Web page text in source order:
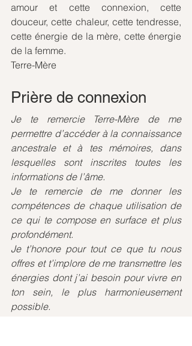
amour et cette connexion, cette
douceur, cette chaleur, cette tendresse,
cette énergie de la mère, cette énergie
de la femme.
Terre-Mère
Prière de connexion
Je te remercie Terre-Mère de me
permettre d’accéder à la connaissance
ancestrale et à tes mémoires, dans
lesquelles sont inscrites toutes les
informations de l’âme.
Je te remercie de me donner les
compétences de chaque utilisation de
ce qui te compose en surface et plus
profondément.
Je t’honore pour tout ce que tu nous
offres et t’implore de me transmettre les
énergies dont j’ai besoin pour vivre en
ton sein, le plus harmonieusement
possible.